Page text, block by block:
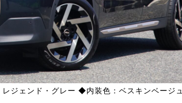
ジェンド・グレー ◆内装色：ベスキンベージュ